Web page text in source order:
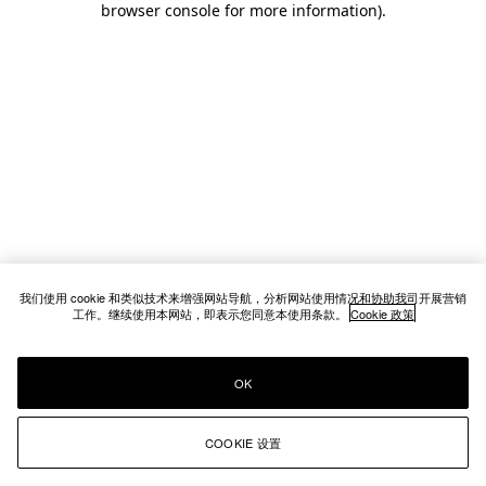
browser console for more information).
我们使用 cookie 和类似技术来增强网站导航，分析网站使用情况和协助我司开展营销
工作。继续使用本网站，即表示您同意本使用条款。 Cookie 政策
COOKIE 设置
OK